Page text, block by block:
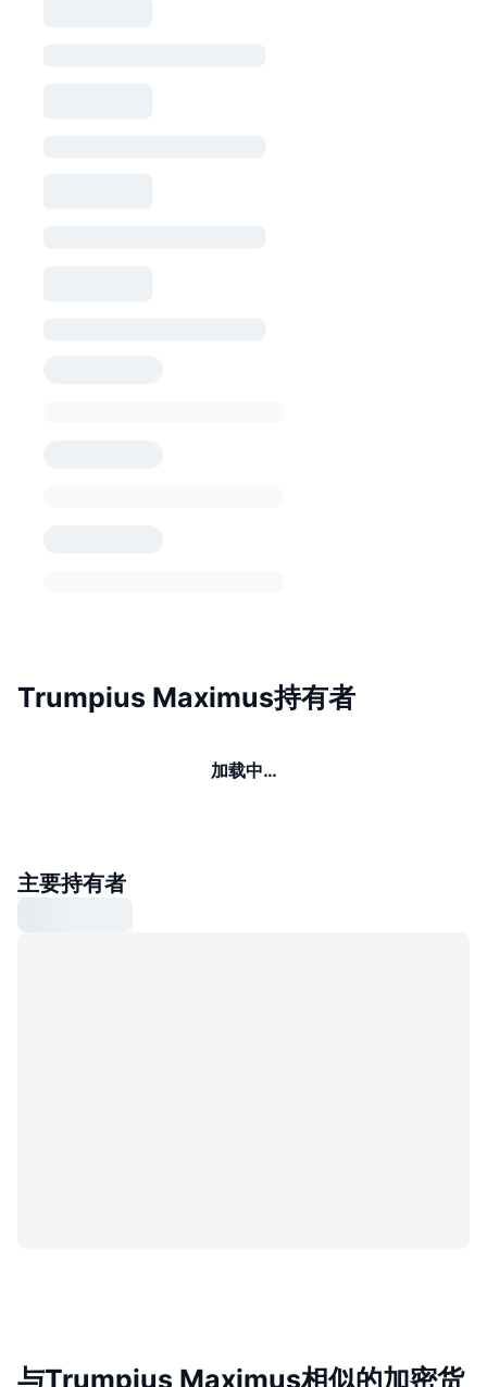
Trumpius Maximus持有者
加载中…
主要持有者
与Trumpius Maximus相似的加密货